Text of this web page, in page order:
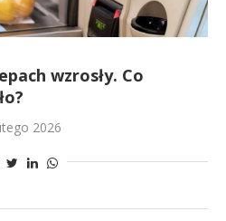
wzrosły. Co
2026